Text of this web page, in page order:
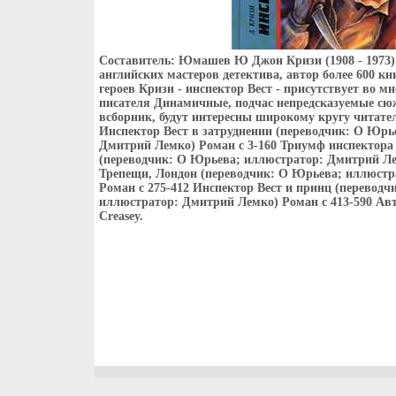
Составитель: Юмашев Ю Джон Кризи (1908 -
английских мастеров детектива, автор более 600
героев Кризи - инспектор Вест - присутствует во
писателя Динамичные, подчас непредсказуемые
всборник, будут интересны широкому кругу
Инспектор Вест в затруднении (переводчик: О
Дмитрий Лемко) Роман c 3-160 Триумф инспектора
(переводчик: О Юрьева; иллюстратор: Дмитрий
Трепещи, Лондон (переводчик: О Юрьева;
Роман c 275-412 Инспектор Вест и принц
иллюстратор: Дмитрий Лемко) Роман c 413-590
Creasey.